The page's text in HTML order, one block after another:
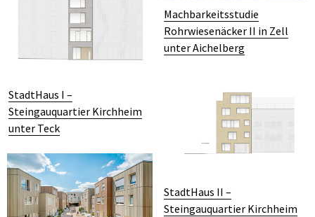
Machbarkeitsstudie
Rohrwiesenäcker II in Zell
unter Aichelberg
StadtHaus I –
Steingauquartier Kirchheim
unter Teck
StadtHaus II –
Steingauquartier Kirchheim